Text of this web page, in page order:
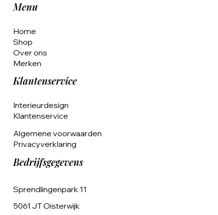
Menu
Home
Shop
Over ons
Merken
Klantenservice
Interieurdesign
Klantenservice
Algemene voorwaarden
Privacyverklaring
Bedrijfsgegevens
Sprendlingenpark 11
5061 JT Oisterwijk